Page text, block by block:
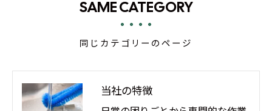
同じカテゴリーのページ
SAME CATEGORY
当社の特徴